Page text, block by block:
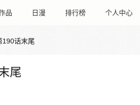
品 日漫 排行榜 个人中心
190话末尾
尾